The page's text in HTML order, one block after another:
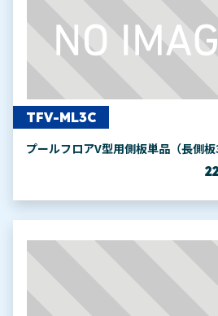
TFV-ML3C
プールフロアV型用側板単品（長側板